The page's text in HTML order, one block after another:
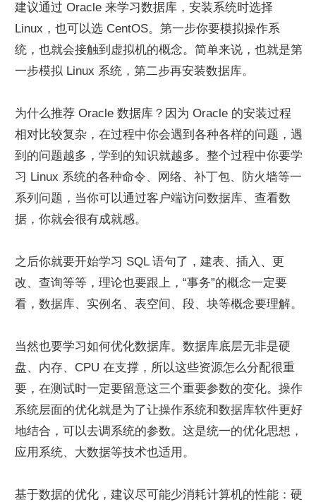
建议通过 Oracle 来学习数据库，安装系统时选择
Linux，也可以选 CentOS。第一步你要模拟操作系
统，也就会接触到虚拟机的概念。简单来说，也就是第
一步模拟 Linux 系统，第二步再安装数据库。
为什么推荐 Oracle 数据库？因为 Oracle 的安装过程
相对比较复杂，在过程中你会遇到各种各样的问题，遇
到的问题越多，学到的知识就越多。整个过程中你要学
习 Linux 系统的各种命令、网络、补丁包、防火墙等一
系列问题，当你可以通过客户端访问数据库、查看数
据，你就会很有成就感。
之后你就要开始学习 SQL 语句了，建表、插入、更
改、查询等等，理论也要跟上，“事务”的概念一定要
看，数据库、实例名、表空间、段、块等概念要理解。
当然也要学习如何优化数据库。数据库底层无非是硬
盘、内存、CPU 在支撑，所以这些资源怎么分配很重
要，在测试时一定要留意这三个重要参数的变化。操作
系统层面的优化就是为了让操作系统和数据库软件更好
地结合，可以去调系统的参数。这是统一的优化思想，
应用系统、大数据等技术也适用。
基于数据的优化，建议尽可能少消耗计算机的性能：硬